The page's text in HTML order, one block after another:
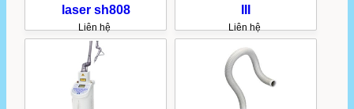
laser sh808
Liên hệ Liên hệ